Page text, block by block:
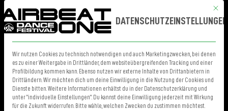
TICKETS MENÜ
Mit
DATENSCHUTZEINSTELLUNGEN
Wir nutzen Cookies zu technisch notwendigen und auch Marketingzwecken, bei denen
es zu einer Weitergabe in Drittländer, dem websiteübergreifenden Tracking und einer
Profilbildung kommen kann. Ebenso nutzen wir externe Inhalte von Drittanbietern in
Drittländern. Wir möchten dich um deine Einwilligung in die Nutzung der Cookies und
Dienste bitten. Weitere Informationen erhältst du in der Datenschutzerklärung und
unter "individuelle Einstellungen". Du kannst deine Einwilligung jederzeit mit Wirkung
für die Zukunft widerrufen. Bitte wähle, welchen Zwecken du zustimmen möchtest.